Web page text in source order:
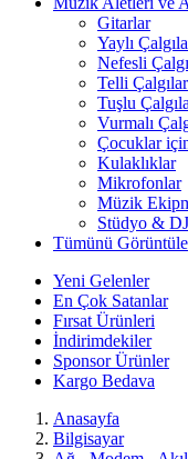
Gitarlar
Yaylı
Nefesli
Telli Çalgılar
Tuşlu
Vurmalı
Çocuklar
Kulaklıklar
Mikrofonlar
Müzik
Stüdyo &
Tümünü Görüntüle
Yeni Gelenler
En Çok Satanlar
Fırsat Ürünleri
İndirimdekiler
Sponsor Ürünler
Kargo Bedava
Anasayfa
Bilgisayar